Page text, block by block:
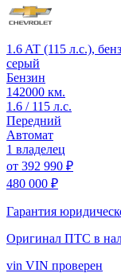
1.6 AT (115 л.с.),
серый
Бензин
142000 км.
1.6 / 115 л.с.
Передний
Автомат
1 владелец
от 392 990 ₽
480 000 ₽
Гарантия
Оригинал ПТС в
vin VIN проверен